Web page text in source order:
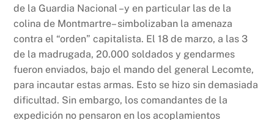
de la Guardia Nacional –y en particular las de la
colina de Montmartre– simbolizaban la amenaza
contra el “orden” capitalista. El 18 de marzo, a las 3
de la madrugada, 20.000 soldados y gendarmes
fueron enviados, bajo el mando del general Lecomte,
para incautar estas armas. Esto se hizo sin demasiada
dificultad. Sin embargo, los comandantes de la
expedición no pensaron en los acoplamientos